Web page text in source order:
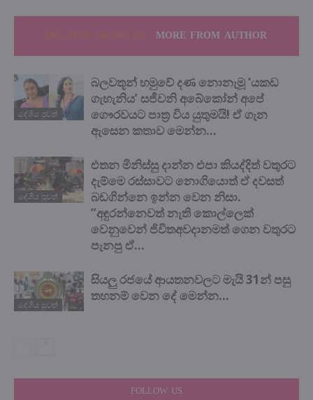
MORE FROM AUTHOR
දේශිය පුවත්
බලවතූන් හමුවේ දණ නොනැමූ ‘යකඩ
ගැහැනිය’ සජීවනි අබේකෝන් අපේ
ගෞරවයට පාත්‍ර විය යුතුමයි! ඒ ගැන
ඇසෙන කතාව මෙන්න…
දේශිය පුවත්
එතන මිනිස්සු දාන්න එපා කියද්දිත් වතුරට
දැම්මෙ රස්සාවට නොගියොත් ඒ දවසත්
බඩගින්නෙ ඉන්න වෙන නිසා.
”අඳුරන්නෙවත් නැති කොල්ලෙක්
වෙනුවෙන් ජිවිතඅවදානමත් ගෙන වතුරට
පැනපු ඒ...
දේශිය පුවත්
සියලු රජයේ ආයතනවලට මැයි 31න් පසු
තහනම් වෙන දේ මෙන්න…
FOLLOW US